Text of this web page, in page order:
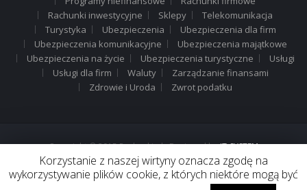
Rachunki inwestycyjne
Sklepy
Telekomunikacja
Turystyka
Ubezpieczenia
Ubezpieczenia dla firm
Ubezpieczenia komunikacyjne
Ubezpieczenia majątkowe
Ubezpieczenia na życie
Ubezpieczenia turystyczne
Usługi
Usługi dla firm
Waluty
Zarządzanie finansami
Zdrowie i Uroda
Zwrot podatku
Copyright © 2015 Rachunki.pl . Designed byIT-SYSTEM
Korzystanie z naszej wirtyny oznacza zgodę na
wykorzystywanie plików cookie, z których niektóre mogą być